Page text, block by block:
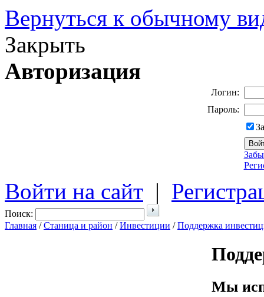
Вернуться к обычному
Закрыть
Авторизация
Логин:
Пароль:
Войти на сайт |
Поиск:
Главная /Станица и район /Инвестиции /Поддержка
Мы